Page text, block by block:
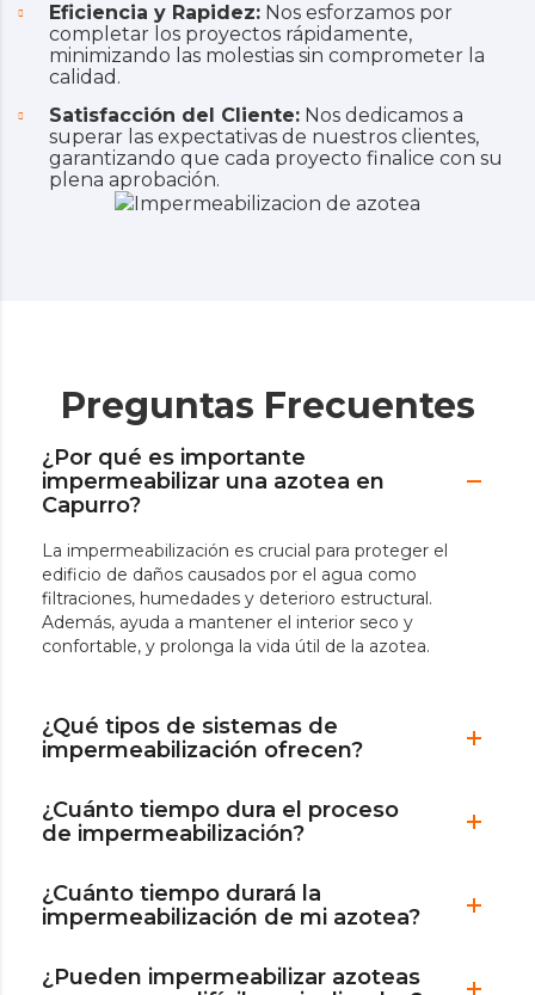
Eficiencia y Rapidez: Nos esforzamos por
completar los proyectos rápidamente,
minimizando las molestias sin comprometer la
calidad.
Satisfacción del Cliente: Nos dedicamos a
superar las expectativas de nuestros clientes,
garantizando que cada proyecto finalice con su
plena aprobación.
Preguntas Frecuentes
¿Por qué es importante
impermeabilizar una azotea en
Capurro?
La impermeabilización es crucial para proteger el
edificio de daños causados por el agua como
filtraciones, humedades y deterioro estructural.
Además, ayuda a mantener el interior seco y
confortable, y prolonga la vida útil de la azotea.
¿Qué tipos de sistemas de
impermeabilización ofrecen?
¿Cuánto tiempo dura el proceso
de impermeabilización?
¿Cuánto tiempo durará la
impermeabilización de mi azotea?
¿Pueden impermeabilizar azoteas